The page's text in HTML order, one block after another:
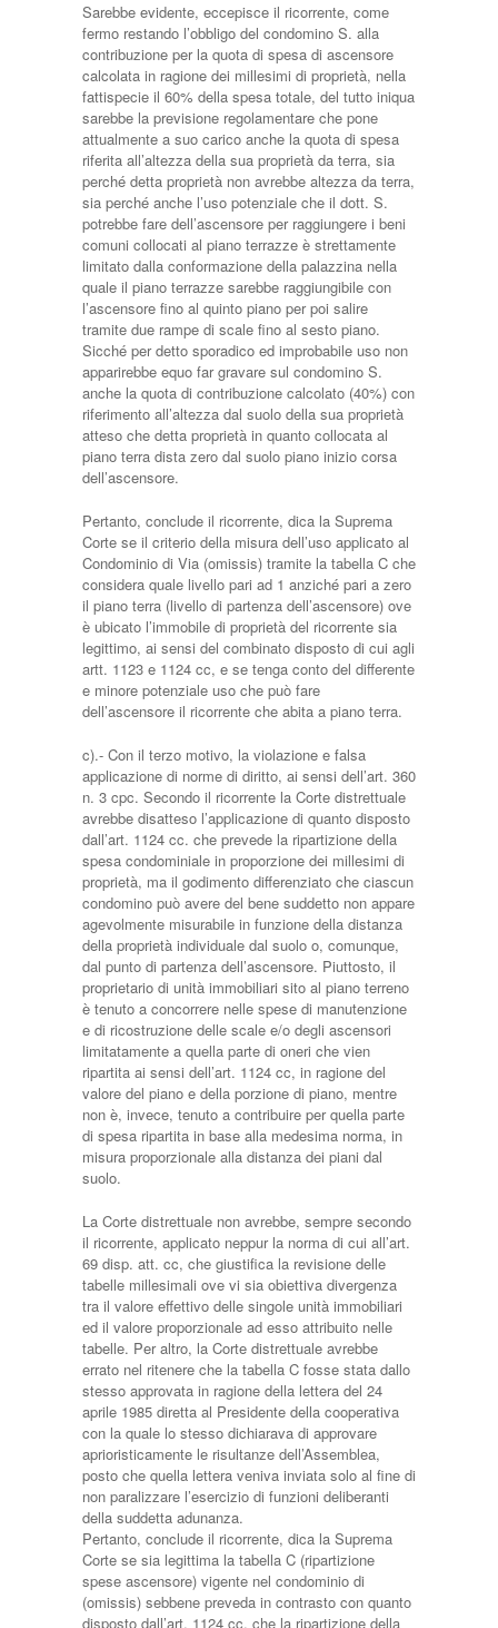
Sarebbe evidente, eccepisce il ricorrente, come
fermo restando l’obbligo del condomino S. alla
contribuzione per la quota di spesa di ascensore
calcolata in ragione dei millesimi di proprietà, nella
fattispecie il 60% della spesa totale, del tutto iniqua
sarebbe la previsione regolamentare che pone
attualmente a suo carico anche la quota di spesa
riferita all’altezza della sua proprietà da terra, sia
perché detta proprietà non avrebbe altezza da terra,
sia perché anche l’uso potenziale che il dott. S.
potrebbe fare dell’ascensore per raggiungere i beni
comuni collocati al piano terrazze è strettamente
limitato dalla conformazione della palazzina nella
quale il piano terrazze sarebbe raggiungibile con
l’ascensore fino al quinto piano per poi salire
tramite due rampe di scale fino al sesto piano.
Sicché per detto sporadico ed improbabile uso non
apparirebbe equo far gravare sul condomino S.
anche la quota di contribuzione calcolato (40%) con
riferimento all’altezza dal suolo della sua proprietà
atteso che detta proprietà in quanto collocata al
piano terra dista zero dal suolo piano inizio corsa
dell’ascensore.
Pertanto, conclude il ricorrente, dica la Suprema
Corte se il criterio della misura dell’uso applicato al
Condominio di Via (omissis) tramite la tabella C che
considera quale livello pari ad 1 anziché pari a zero
il piano terra (livello di partenza dell’ascensore) ove
è ubicato l’immobile di proprietà del ricorrente sia
legittimo, ai sensi del combinato disposto di cui agli
artt. 1123 e 1124 cc, e se tenga conto del differente
e minore potenziale uso che può fare
dell’ascensore il ricorrente che abita a piano terra.
c).- Con il terzo motivo, la violazione e falsa
applicazione di norme di diritto, ai sensi dell’art. 360
n. 3 cpc. Secondo il ricorrente la Corte distrettuale
avrebbe disatteso l’applicazione di quanto disposto
dall’art. 1124 cc. che prevede la ripartizione della
spesa condominiale in proporzione dei millesimi di
proprietà, ma il godimento differenziato che ciascun
condomino può avere del bene suddetto non appare
agevolmente misurabile in funzione della distanza
della proprietà individuale dal suolo o, comunque,
dal punto di partenza dell’ascensore. Piuttosto, il
proprietario di unità immobiliari sito al piano terreno
è tenuto a concorrere nelle spese di manutenzione
e di ricostruzione delle scale e/o degli ascensori
limitatamente a quella parte di oneri che vien
ripartita ai sensi dell’art. 1124 cc, in ragione del
valore del piano e della porzione di piano, mentre
non è, invece, tenuto a contribuire per quella parte
di spesa ripartita in base alla medesima norma, in
misura proporzionale alla distanza dei piani dal
suolo.
La Corte distrettuale non avrebbe, sempre secondo
il ricorrente, applicato neppur la norma di cui all’art.
69 disp. att. cc, che giustifica la revisione delle
tabelle millesimali ove vi sia obiettiva divergenza
tra il valore effettivo delle singole unità immobiliari
ed il valore proporzionale ad esso attribuito nelle
tabelle. Per altro, la Corte distrettuale avrebbe
errato nel ritenere che la tabella C fosse stata dallo
stesso approvata in ragione della lettera del 24
aprile 1985 diretta al Presidente della cooperativa
con la quale lo stesso dichiarava di approvare
aprioristicamente le risultanze dell’Assemblea,
posto che quella lettera veniva inviata solo al fine di
non paralizzare l’esercizio di funzioni deliberanti
della suddetta adunanza.
Pertanto, conclude il ricorrente, dica la Suprema
Corte se sia legittima la tabella C (ripartizione
spese ascensore) vigente nel condominio di
(omissis) sebbene preveda in contrasto con quanto
disposto dall’art. 1124 cc, che la ripartizione della